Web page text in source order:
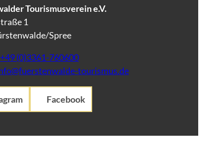
Tourismusverein e.V.
1
Spree
+49 (0)3361-760600
tourismus.de
Facebook